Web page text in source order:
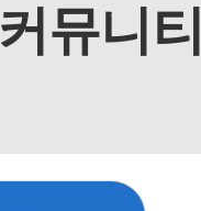
커뮤니티